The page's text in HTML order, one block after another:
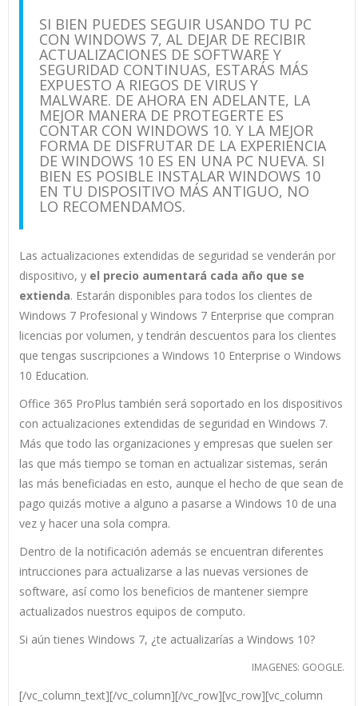
SI BIEN PUEDES SEGUIR USANDO TU PC
CON WINDOWS 7, AL DEJAR DE RECIBIR
ACTUALIZACIONES DE SOFTWARE Y
SEGURIDAD CONTINUAS, ESTARÁS MÁS
EXPUESTO A RIEGOS DE VIRUS Y
MALWARE. DE AHORA EN ADELANTE, LA
MEJOR MANERA DE PROTEGERTE ES
CONTAR CON WINDOWS 10. Y LA MEJOR
FORMA DE DISFRUTAR DE LA EXPERIENCIA
DE WINDOWS 10 ES EN UNA PC NUEVA. SI
BIEN ES POSIBLE INSTALAR WINDOWS 10
EN TU DISPOSITIVO MÁS ANTIGUO, NO
LO RECOMENDAMOS.
Las actualizaciones extendidas de seguridad se venderán por
dispositivo, y el precio aumentará cada año que se
extienda. Estarán disponibles para todos los clientes de
Windows 7 Profesional y Windows 7 Enterprise que compran
licencias por volumen, y tendrán descuentos para los clientes
que tengas suscripciones a Windows 10 Enterprise o Windows
10 Education.
Office 365 ProPlus también será soportado en los dispositivos
con actualizaciones extendidas de seguridad en Windows 7.
Más que todo las organizaciones y empresas que suelen ser
las que más tiempo se toman en actualizar sistemas, serán
las más beneficiadas en esto, aunque el hecho de que sean de
pago quizás motive a alguno a pasarse a Windows 10 de una
vez y hacer una sola compra.
Dentro de la notificación además se encuentran diferentes
intrucciones para actualizarse a las nuevas versiones de
software, así como los beneficios de mantener siempre
actualizados nuestros equipos de computo.
Si aún tienes Windows 7, ¿te actualizarías a Windows 10?
IMAGENES: GOOGLE.
[/vc_column_text][/vc_column][/vc_row][vc_row][vc_column